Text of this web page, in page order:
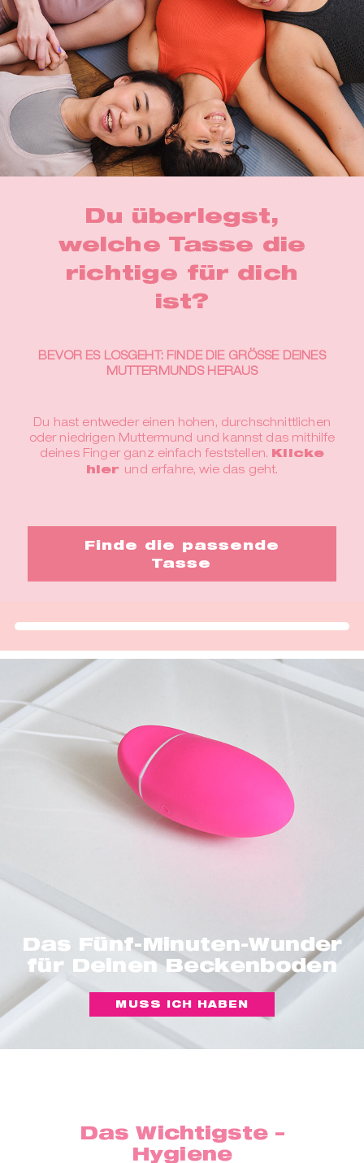
Du überlegst,
welche Tasse die
richtige für dich
ist?
BEVOR ES LOSGEHT: FINDE DIE GRÖSSE DEINES
MUTTERMUNDS HERAUS
Du hast entweder einen hohen, durchschnittlichen
oder niedrigen Muttermund und kannst das mithilfe
deines Finger ganz einfach feststellen. Klicke
hier und erfahre, wie das geht.
Das Fünf-Minuten-Wunder
für Deinen Beckenboden
MUSS ICH HABEN
Das Wichtigste –
Hygiene